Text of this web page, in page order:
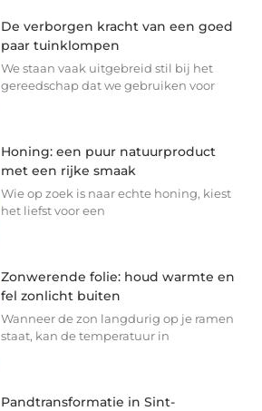
De verborgen kracht van een goed
paar tuinklompen
We staan vaak uitgebreid stil bij het
gereedschap dat we gebruiken voor
Honing: een puur natuurproduct
met een rijke smaak
Wie op zoek is naar echte honing, kiest
het liefst voor een
Zonwerende folie: houd warmte en
fel zonlicht buiten
Wanneer de zon langdurig op je ramen
staat, kan de temperatuur in
Pandtransformatie in Sint-